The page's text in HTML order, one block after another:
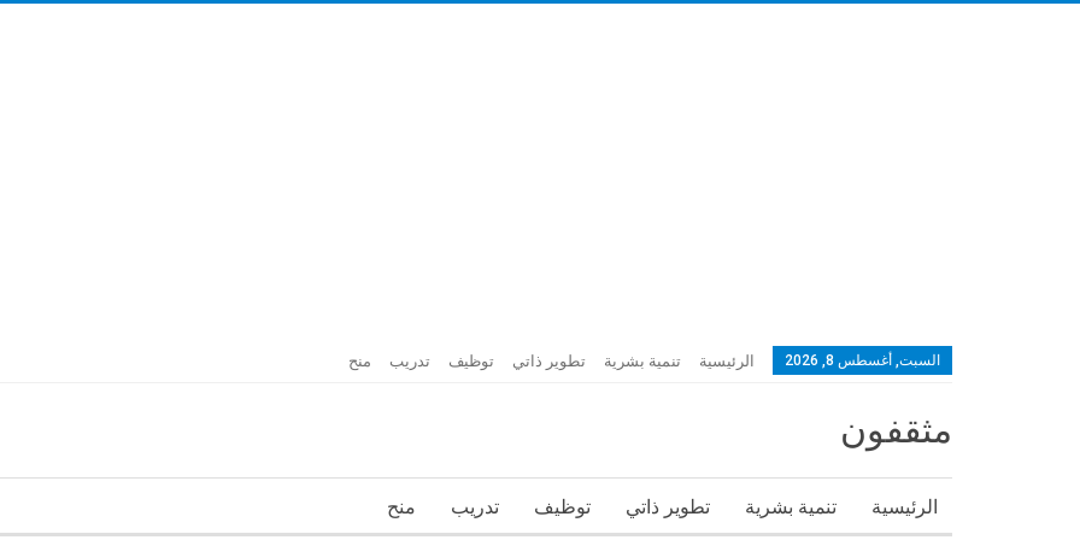
السبت, أغسطس 8, 2026 الرئيسية تنمية بشرية تطوير ذاتي توظيف تدريب منح
مثقفون
الرئيسية تنمية بشرية تطوير ذاتي توظيف تدريب منح